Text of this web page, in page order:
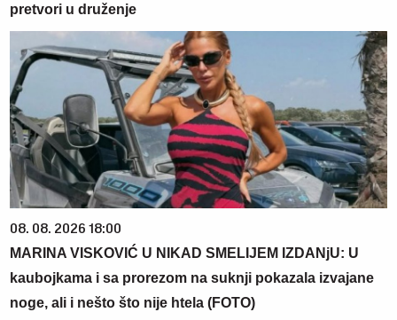
pretvori u druženje
08. 08. 2026 18:00
MARINA VISKOVIĆ U NIKAD SMELIJEM IZDANjU: U
kaubojkama i sa prorezom na suknji pokazala izvajane
noge, ali i nešto što nije htela (FOTO)